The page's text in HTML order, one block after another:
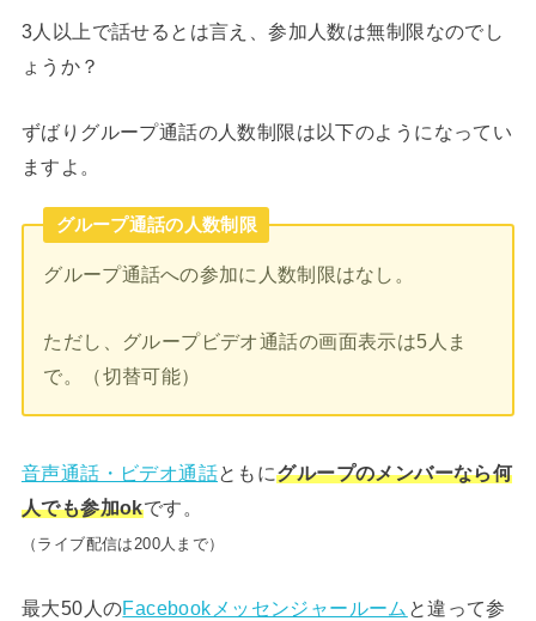
3人以上で話せるとは言え、参加人数は無制限なのでし
ょうか？
ずばりグループ通話の人数制限は以下のようになってい
ますよ。
グループ通話の人数制限
グループ通話への参加に人数制限はなし。
ただし、グループビデオ通話の画面表示は5人ま
で。（切替可能）
音声通話・ビデオ通話ともにグループのメンバーなら何
人でも参加okです。
（ライブ配信は200人まで）
最大50人のFacebookメッセンジャールーム と違って参